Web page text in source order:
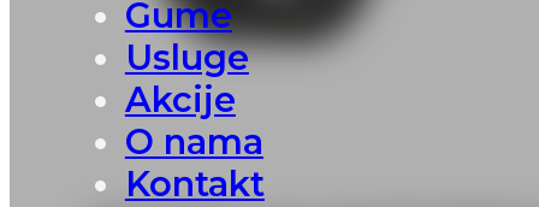
Gume
Usluge
Akcije
O nama
Kontakt